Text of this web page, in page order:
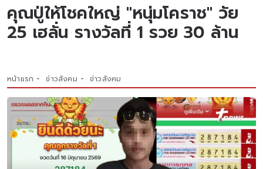
คุณปู่ให้โชคใหญ่ "หนุ่มโคราช" วัย
25 เฮลั่น รางวัลที่ 1 รวย 30 ล้าน
หน้าแรก ข่าวสังคม ข่าวสังคม